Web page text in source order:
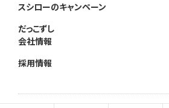
スシローのキャンペーン
だっこずし
会社情報
採用情報